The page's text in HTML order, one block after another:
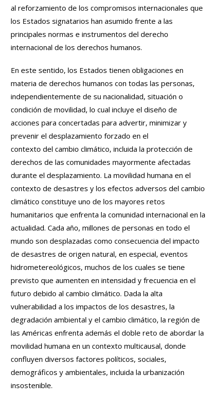
al reforzamiento de los compromisos internacionales que
los Estados signatarios han asumido frente a las
principales normas e instrumentos del derecho
internacional de los derechos humanos.
En este sentido, los Estados tienen obligaciones en
materia de derechos humanos con todas las personas,
independientemente de su nacionalidad, situación o
condición de movilidad, lo cual incluye el diseño de
acciones para concertadas para advertir, minimizar y
prevenir el desplazamiento forzado en el
contexto del cambio climático, incluida la protección de
derechos de las comunidades mayormente afectadas
durante el desplazamiento. La movilidad humana en el
contexto de desastres y los efectos adversos del cambio
climático constituye uno de los mayores retos
humanitarios que enfrenta la comunidad internacional en la
actualidad. Cada año, millones de personas en todo el
mundo son desplazadas como consecuencia del impacto
de desastres de origen natural, en especial, eventos
hidrometereológicos, muchos de los cuales se tiene
previsto que aumenten en intensidad y frecuencia en el
futuro debido al cambio climático. Dada la alta
vulnerabilidad a los impactos de los desastres, la
degradación ambiental y el cambio climático, la región de
las Américas enfrenta además el doble reto de abordar la
movilidad humana en un contexto multicausal, donde
confluyen diversos factores políticos, sociales,
demográficos y ambientales, incluida la urbanización
insostenible.